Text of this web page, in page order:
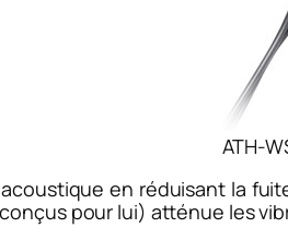
ATH-
en réduisant la
pour lui) atténue les